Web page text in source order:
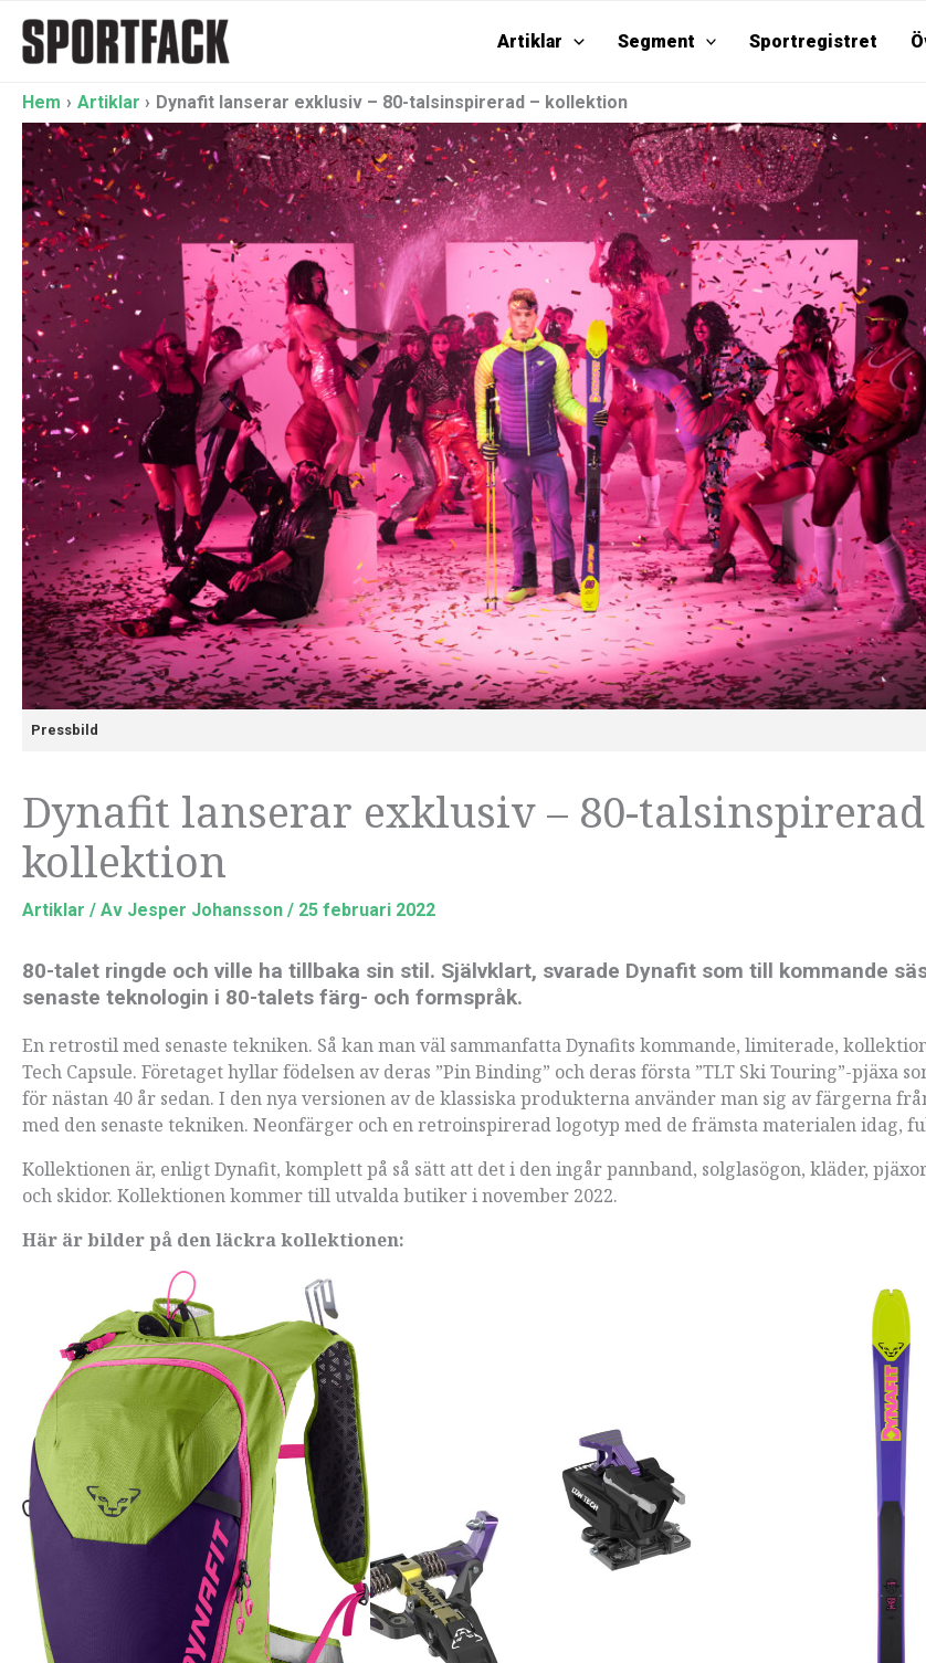
innehåll
Artiklar Segment Sportregistret
Hem Artiklar Dynafit lanserar exklusiv – 80-talsinspirerad – kollektion
Pressbild
Dynafit lanserar exklusiv – 80-
kollektion
Artiklar / Av Jesper Johansson / 25 februari 2022
80-talet ringde och ville ha tillbaka sin stil. Självklart, svarade Dynafit som till kommande
senaste teknologin i 80-talets färg- och formspråk.
En retrostil med senaste tekniken. Så kan man väl sammanfatta Dynafits kommande, limiterade,
Tech Capsule. Företaget hyllar födelsen av deras ”Pin Binding” och deras första ”TLT Ski Touring”-pjäxa
för nästan 40 år sedan. I den nya versionen av de klassiska produkterna använder man sig av färgerna
med den senaste tekniken. Neonfärger och en retroinspirerad logotyp med de främsta materialen idag,
Kollektionen är, enligt Dynafit, komplett på så sätt att det i den ingår pannband, solglasögon, kläder,
och skidor. Kollektionen kommer till utvalda butiker i november 2022.
Här är bilder på den läckra kollektionen: